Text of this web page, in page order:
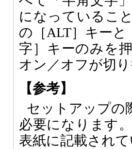
になっているこ
の［ALT］キー
字］キーのみを
オン／オフが切
【参考】
セットアップの
必要になります
表紙に記載されて